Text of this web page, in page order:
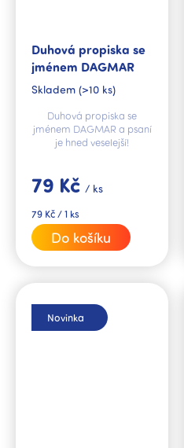
Duhová propiska se
jménem DAGMAR
Skladem (>10 ks)
79 Kč / ks
Měrná
cena:
79 Kč / 1 ks
Do košíku
Duhová propiska se
jménem DAGMAR a psaní
je hned veselejší!
Novinka